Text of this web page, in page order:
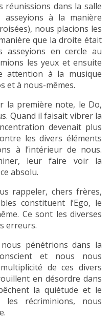
réunissions dans la salle
à la manière
nous placions les
que la droite était
en cercle au
les yeux et ensuite
attention à la musique
et à nous-mêmes.
la première note, le Do,
Quand il faisait vibrer la
devenait plus
les divers éléments
à l’intérieur de nous.
leur faire voir la
absolu.
rappeler, chers frères,
constituent l’Ego, le
Ce sont les diverses
erreurs.
pénétrions dans la
et nous nous
de ces divers
en désordre dans
la quiétude et le
récriminions, nous